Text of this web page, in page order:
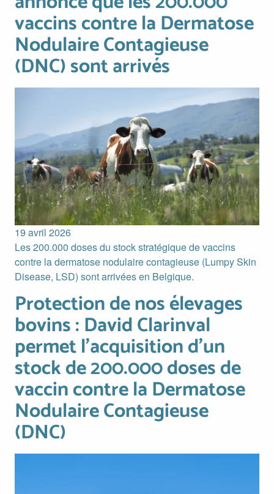
vaccins contre la Dermatose
Nodulaire Contagieuse
(DNC) sont arrivés
19 avril 2026
Les 200.000 doses du stock stratégique de vaccins
contre la dermatose nodulaire contagieuse (Lumpy Skin
Disease, LSD) sont arrivées en Belgique.
Protection de nos élevages bovins : David Clarinval
Protection de nos élevages
bovins : David Clarinval
permet l’acquisition d’un
stock de 200.000 doses de
vaccin contre la Dermatose
Nodulaire Contagieuse
(DNC)